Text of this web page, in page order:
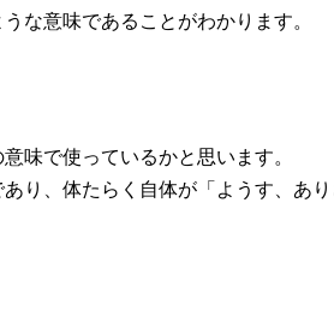
な意味であることがわかります。
味で使っているかと思います。
り、体たらく自体が「ようす、あ